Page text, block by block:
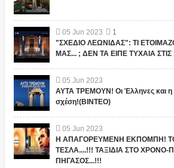
05 Jun 2023
1
"ΣΧΕΔΙΟ ΛΕΩΝΙΔΑΣ": ΤΙ
ΜΑΣ... ; ΔΕΝ ΤΑ ΕΙΠΕ ΤΥΧΑΙΑ ΣΤΙΣ
05 Jun 2023
ΑΥΤΑ ΤΡΕΜΟΥΝ! Οι Έλληνες και η
σχέση!(ΒΙΝΤΕΟ)
05 Jun 2023
Η ΑΠΑΓΟΡΕΥΜΕΝΗ ΕΚΠΟΜΠΗ!
ΤΕΣΛΑ....!!! ΤΑΞΙΔΙΑ ΣΤΟ
ΠΗΓΑΣΟΣ...!!!